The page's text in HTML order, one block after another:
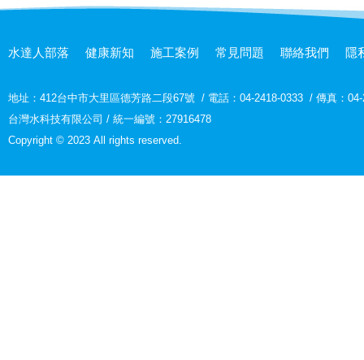
水達人部落 健康新知 施工案例 常見問題 聯絡我們 隱
地址： 412台中市大里區德芳路二段67號 / 電話：04-2418-0333 / 傳真：
台灣水科技有限公司 / 統一編號：27916478
Copyright © 2023 All rights reserved.